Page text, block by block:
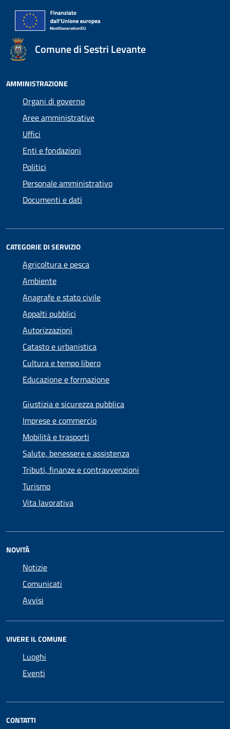
Comune di Sestri Levante
AMMINISTRAZIONE
Organi di governo
Aree amministrative
Uffici
Enti e fondazioni
Politici
Personale amministrativo
Documenti e dati
CATEGORIE DI SERVIZIO
Agricoltura e pesca
Ambiente
Anagrafe e stato civile
Appalti pubblici
Autorizzazioni
Catasto e urbanistica
Cultura e tempo libero
Educazione e formazione
Giustizia e sicurezza pubblica
Imprese e commercio
Mobilità e trasporti
Salute, benessere e assistenza
Tributi, finanze e contravvenzioni
Turismo
Vita lavorativa
NOVITÀ
Notizie
Comunicati
Avvisi
VIVERE IL COMUNE
Luoghi
Eventi
CONTATTI